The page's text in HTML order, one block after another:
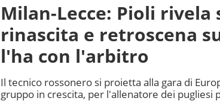
Milan-Lecce: Pioli rivela
rinascita e retroscena
l'ha con l'arbitro
Il tecnico rossonero si proietta alla gara di
gruppo in crescita, per l'allenatore dei pugliesi